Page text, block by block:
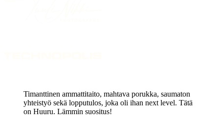
Timanttinen ammattitaito, mahtava porukka, saumaton
yhteistyö sekä lopputulos, joka oli ihan next level. Tätä
on Huuru. Lämmin suositus!